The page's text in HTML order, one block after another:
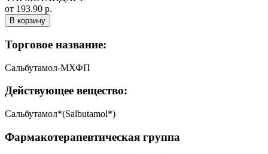
от 193.90 р.
В корзину
Торговое название:
Сальбутамол-МХФП
Действующее вещество:
Сальбутамол*(Salbutamol*)
Фармакотерапевтическая группа